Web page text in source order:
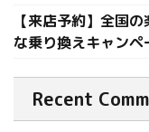
【来店予約】全国
な乗り換えキャン
Recent